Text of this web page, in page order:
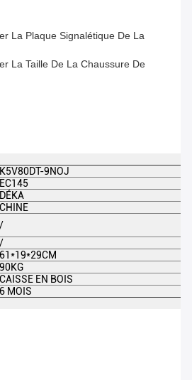
La Plaque Signalétique De La
La Taille De La Chaussure De
K5V80DT-9NOJ
EC145
DÉKA
CHINE
/
/
61*19*29CM
90KG
CAISSE EN BOIS
6 MOIS